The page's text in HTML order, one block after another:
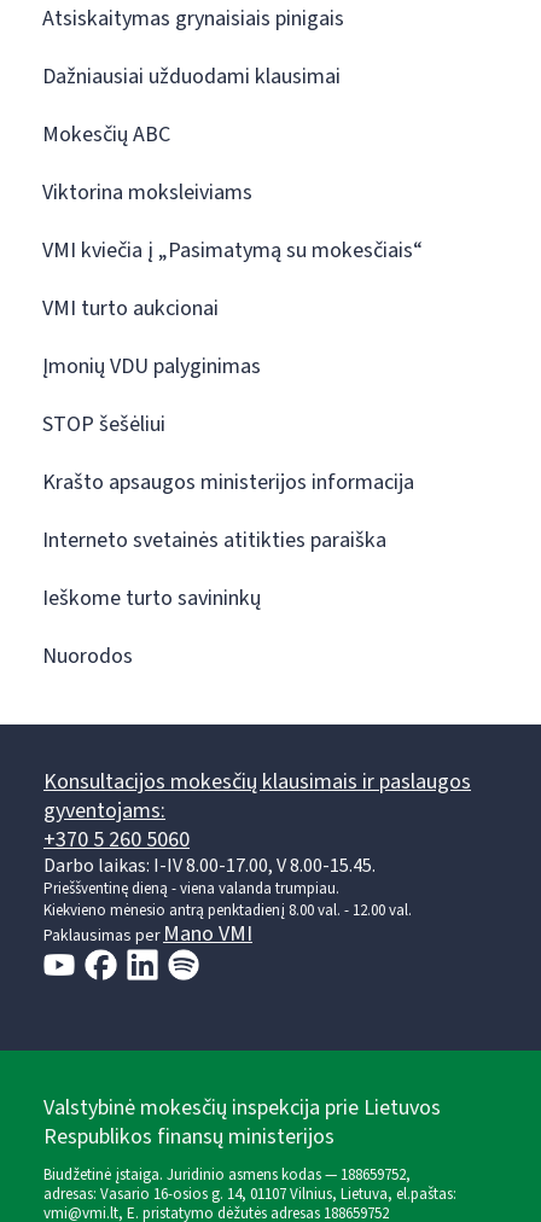
Atsiskaitymas grynaisiais pinigais
Dažniausiai užduodami klausimai
Mokesčių ABC
Viktorina moksleiviams
VMI kviečia į „Pasimatymą su mokesčiais“
VMI turto aukcionai
Įmonių VDU palyginimas
STOP šešėliui
Krašto apsaugos ministerijos informacija
Interneto svetainės atitikties paraiška
Ieškome turto savininkų
Nuorodos
Konsultacijos mokesčių klausimais ir paslaugos
gyventojams:
+370 5 260 5060
Darbo laikas: I-IV 8.00-17.00, V 8.00-15.45.
Prieššventinę dieną - viena valanda trumpiau.
Kiekvieno mėnesio antrą penktadienį 8.00 val. - 12.00 val.
Paklausimas perMano VMI
Valstybinė mokesčių inspekcija prie Lietuvos
Respublikos finansų ministerijos
Biudžetinė įstaiga. Juridinio asmens kodas — 188659752,
adresas: Vasario 16-osios g. 14, 01107 Vilnius, Lietuva, el.paštas:
vmi@vmi.lt, E. pristatymo dėžutės adresas 188659752